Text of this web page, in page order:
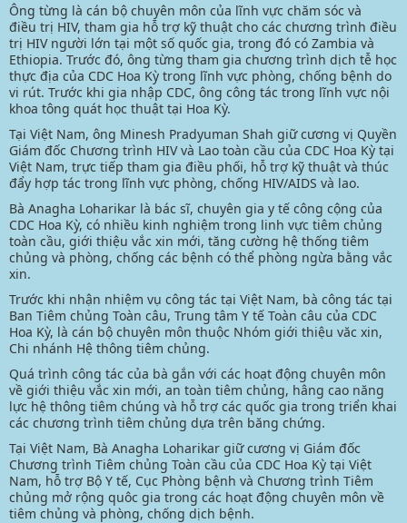
Ông từng là cán bộ chuyên môn của lĩnh vực chăm sóc và
điều trị HIV, tham gia hỗ trợ kỹ thuật cho các chương trình điều
trị HIV người lớn tại một số quốc gia, trong đó có Zambia và
Ethiopia. Trước đó, ông từng tham gia chương trình dịch tễ học
thực địa của CDC Hoa Kỳ trong lĩnh vực phòng, chống bệnh do
vi rút. Trước khi gia nhập CDC, ông công tác trong lĩnh vực nội
khoa tông quát học thuật tại Hoa Kỳ.
Tại Việt Nam, ông Minesh Pradyuman Shah giữ cương vị Quyền
Giám đốc Chương trình HIV và Lao toàn cầu của CDC Hoa Kỳ tại
Việt Nam, trực tiếp tham gia điều phối, hỗ trợ kỹ thuật và thúc
đẩy hợp tác trong lĩnh vực phòng, chống HIV/AIDS và lao.
Bà Anagha Loharikar là bác sĩ, chuyên gia y tế công cộng của
CDC Hoa Kỳ, có nhiều kinh nghiệm trong linh vực tiêm chủng
toàn cầu, giới thiệu vắc xin mới, tăng cường hệ thống tiêm
chủng và phòng, chống các bệnh có thể phòng ngừa bằng vắc
xin.
Trước khi nhận nhiệm vụ công tác tại Việt Nam, bà công tác tại
Ban Tiêm chủng Toàn câu, Trung tâm Y tế Toàn câu của CDC
Hoa Kỳ, là cán bộ chuyên môn thuộc Nhóm giới thiệu văc xin,
Chi nhánh Hệ thông tiêm chủng.
Quá trình công tác của bà gắn với các hoạt động chuyên môn
về giới thiệu vắc xin mới, an toàn tiêm chủng, hâng cao năng
lực hệ thông tiêm chúng và hỗ trợ các quốc gia trong triển khai
các chương trình tiêm chủng dựa trên băng chứng.
Tại Việt Nam, Bà Anagha Loharikar giữ cương vị Giám đốc
Chương trình Tiêm chủng Toàn cầu của CDC Hoa Kỳ tại Việt
Nam, hỗ trợ Bộ Y tế, Cục Phòng bệnh và Chương trình Tiêm
chủng mở rộng quôc gia trong các hoạt động chuyên môn về
tiêm chủng và phòng, chống dịch bệnh.